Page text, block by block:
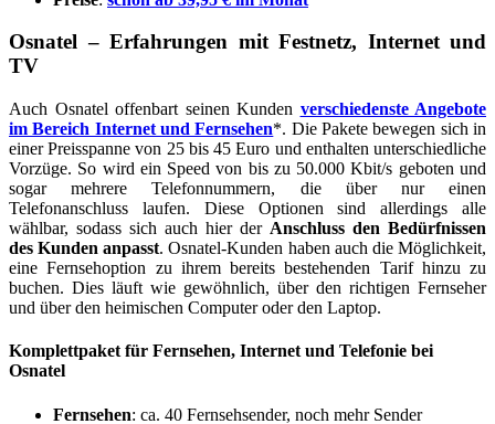
Osnatel – Erfahrungen mit Festnetz, Internet und
TV
Auch Osnatel offenbart seinen Kunden verschiedenste Angebote
im Bereich Internet und Fernsehen*. Die Pakete bewegen sich in
einer Preisspanne von 25 bis 45 Euro und enthalten unterschiedliche
Vorzüge. So wird ein Speed von bis zu 50.000 Kbit/s geboten und
sogar mehrere Telefonnummern, die über nur einen
Telefonanschluss laufen. Diese Optionen sind allerdings alle
wählbar, sodass sich auch hier der Anschluss den Bedürfnissen
des Kunden anpasst. Osnatel-Kunden haben auch die Möglichkeit,
eine Fernsehoption zu ihrem bereits bestehenden Tarif hinzu zu
buchen. Dies läuft wie gewöhnlich, über den richtigen Fernseher
und über den heimischen Computer oder den Laptop.
Komplettpaket für Fernsehen, Internet und Telefonie bei
Osnatel
Fernsehen: ca. 40 Fernsehsender, noch mehr Sender